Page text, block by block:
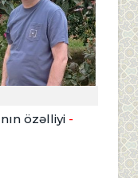
özəlliyi -